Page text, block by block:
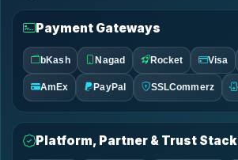
Payment Gateways
bKash Nagad Rocket Visa
AmEx PayPal SSLCommerz
Platform, Partner & Trust Stack